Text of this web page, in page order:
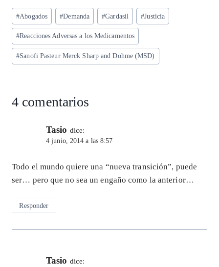
ts
A
p
p
eg
ra
m
eb
o
o
k
ke
dI
n
ai
l
re
Etiquetas
de
la
entrada:
#Abogados #Demanda #Gardasil #Justicia
#Reacciones Adversas a los Medicamentos
#Sanofi Pasteur Merck Sharp and Dohme (MSD)
4 comentarios
Tasio dice:
4 junio, 2014 a las 8:57
Todo el mundo quiere una “nueva transición”, puede
ser… pero que no sea un engaño como la anterior…
Responder
Tasio dice: